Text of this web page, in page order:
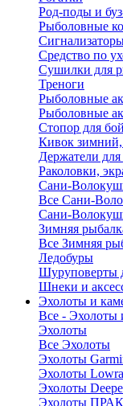
Род-поды и
Рыболовные
Средство по
Сушилки для
Треноги
Рыболовные
Рыболовные
Стопор для
Кивок
Держатели
Раколовки,
Сани-
Все Сани-
Сани-
Зимняя
Все Зимняя
Ледобуры
Шуруповерты
Шнеки и
Эхолоты и
Все - Эхолоты
Эхолоты
Все Эхолоты
Эхолоты
Эхолоты
Эхолоты
Эхолоты